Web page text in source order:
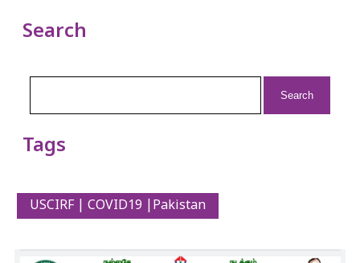
Search
Tags
USCIRF | COVID19 |Pakistan